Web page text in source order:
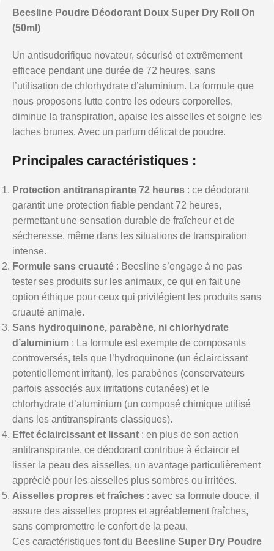
Beesline Poudre Déodorant Doux Super Dry Roll On
(50ml)
Un antisudorifique novateur, sécurisé et extrêmement
efficace pendant une durée de 72 heures, sans
l’utilisation de chlorhydrate d’aluminium. La formule que
nous proposons lutte contre les odeurs corporelles,
diminue la transpiration, apaise les aisselles et soigne les
taches brunes. Avec un parfum délicat de poudre.
Principales caractéristiques :
Protection antitranspirante 72 heures : ce déodorant
garantit une protection fiable pendant 72 heures,
permettant une sensation durable de fraîcheur et de
sécheresse, même dans les situations de transpiration
intense.
Formule sans cruauté : Beesline s’engage à ne pas
tester ses produits sur les animaux, ce qui en fait une
option éthique pour ceux qui privilégient les produits sans
cruauté animale.
Sans hydroquinone, parabène, ni chlorhydrate
d’aluminium : La formule est exempte de composants
controversés, tels que l’hydroquinone (un éclaircissant
potentiellement irritant), les parabènes (conservateurs
parfois associés aux irritations cutanées) et le
chlorhydrate d’aluminium (un composé chimique utilisé
dans les antitranspirants classiques).
Effet éclaircissant et lissant : en plus de son action
antitranspirante, ce déodorant contribue à éclaircir et
lisser la peau des aisselles, un avantage particulièrement
apprécié pour les aisselles plus sombres ou irritées.
Aisselles propres et fraîches : avec sa formule douce, il
assure des aisselles propres et agréablement fraîches,
sans compromettre le confort de la peau.
Ces caractéristiques font du Beesline Super Dry Poudre